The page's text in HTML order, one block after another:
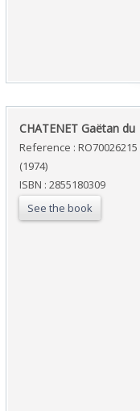
‎CHATENET Gaëtan du‎
Reference : RO70026215
(1974)
ISBN : 2855180309
See the book